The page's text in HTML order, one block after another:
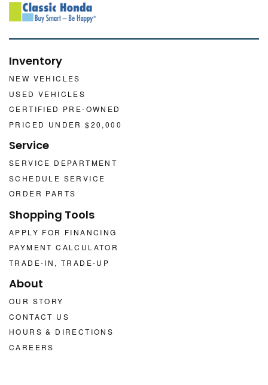
Inventory
NEW VEHICLES
USED VEHICLES
CERTIFIED PRE-OWNED
PRICED UNDER $20,000
Service
SERVICE DEPARTMENT
SCHEDULE SERVICE
ORDER PARTS
Shopping Tools
APPLY FOR FINANCING
PAYMENT CALCULATOR
TRADE-IN, TRADE-UP
About
OUR STORY
CONTACT US
HOURS & DIRECTIONS
CAREERS